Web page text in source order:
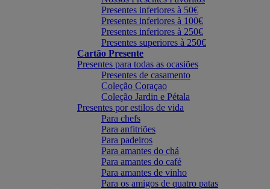
Presentes inferiores à 50€
Presentes inferiores à 100€
Presentes inferiores à 250€
Presentes superiores à 250€
Cartão Presente
Presentes para todas as ocasiões
Presentes de casamento
Coleção Coraçao
Coleção Jardin e Pétala
Presentes por estilos de vida
Para chefs
Para anfitriões
Para padeiros
Para amantes do chá
Para amantes do café
Para amantes de vinho
Para os amigos de quatro patas